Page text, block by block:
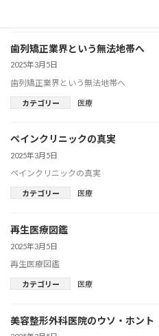
歯列矯正業界という無法地帯へ
2025年3月5日
歯列矯正業界という無法地帯へ
カテゴリー 医療
ペインクリニックの真実
2025年3月5日
ペインクリニックの真実
カテゴリー 医療
再生医療図鑑
2025年3月5日
再生医療図鑑
カテゴリー 医療
美容整形外科医院のウソ・ホント